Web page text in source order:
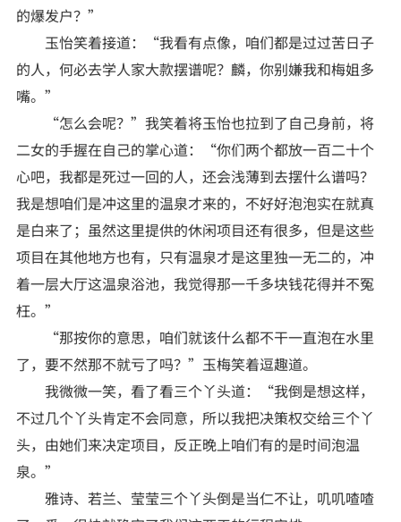
的爆发户？”
玉怡笑着接道：“我看有点像，咱们都是过过苦日子
的人，何必去学人家大款摆谱呢？麟，你别嫌我和梅姐多
嘴。”
“怎么会呢？”我笑着将玉怡也拉到了自己身前，将
二女的手握在自己的掌心道：“你们两个都放一百二十个
心吧，我都是死过一回的人，还会浅薄到去摆什么谱吗？
我是想咱们是冲这里的温泉才来的，不好好泡泡实在就真
是白来了；虽然这里提供的休闲项目还有很多，但是这些
项目在其他地方也有，只有温泉才是这里独一无二的，冲
着一层大厅这温泉浴池，我觉得那一千多块钱花得并不冤
枉。”
“那按你的意思，咱们就该什么都不干一直泡在水里
了，要不然那不就亏了吗？”玉梅笑着逗趣道。
我微微一笑，看了看三个丫头道：“我倒是想这样，
不过几个丫头肯定不会同意，所以我把决策权交给三个丫
头，由她们来决定项目，反正晚上咱们有的是时间泡温
泉。”
雅诗、若兰、莹莹三个丫头倒是当仁不让，叽叽喳喳